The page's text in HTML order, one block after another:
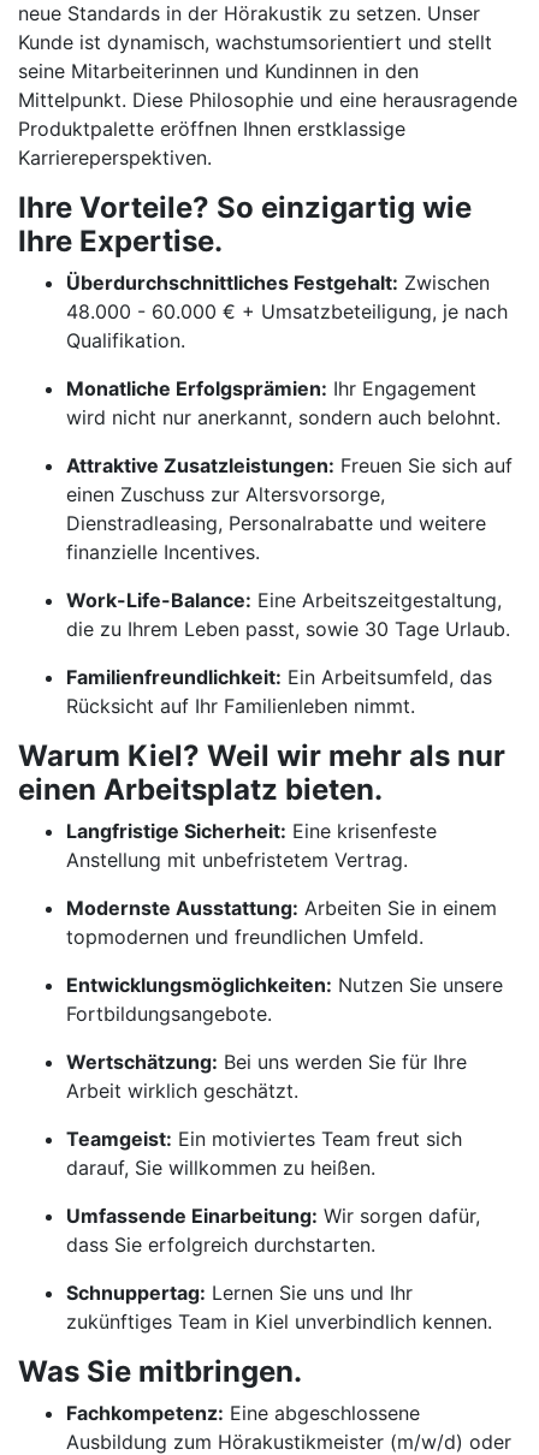
neue Standards in der Hörakustik zu setzen. Unser
Kunde ist dynamisch, wachstumsorientiert und stellt
seine Mitarbeiterinnen und Kundinnen in den
Mittelpunkt. Diese Philosophie und eine herausragende
Produktpalette eröffnen Ihnen erstklassige
Karriereperspektiven.
Ihre Vorteile? So einzigartig wie
Ihre Expertise.
Überdurchschnittliches Festgehalt: Zwischen
48.000 - 60.000 € + Umsatzbeteiligung, je nach
Qualifikation.
Monatliche Erfolgsprämien: Ihr Engagement
wird nicht nur anerkannt, sondern auch belohnt.
Attraktive Zusatzleistungen: Freuen Sie sich auf
einen Zuschuss zur Altersvorsorge,
Dienstradleasing, Personalrabatte und weitere
finanzielle Incentives.
Work-Life-Balance: Eine Arbeitszeitgestaltung,
die zu Ihrem Leben passt, sowie 30 Tage Urlaub.
Familienfreundlichkeit: Ein Arbeitsumfeld, das
Rücksicht auf Ihr Familienleben nimmt.
Warum Kiel? Weil wir mehr als nur
einen Arbeitsplatz bieten.
Langfristige Sicherheit: Eine krisenfeste
Anstellung mit unbefristetem Vertrag.
Modernste Ausstattung: Arbeiten Sie in einem
topmodernen und freundlichen Umfeld.
Entwicklungsmöglichkeiten: Nutzen Sie unsere
Fortbildungsangebote.
Wertschätzung: Bei uns werden Sie für Ihre
Arbeit wirklich geschätzt.
Teamgeist: Ein motiviertes Team freut sich
darauf, Sie willkommen zu heißen.
Umfassende Einarbeitung: Wir sorgen dafür,
dass Sie erfolgreich durchstarten.
Schnuppertag: Lernen Sie uns und Ihr
zukünftiges Team in Kiel unverbindlich kennen.
Was Sie mitbringen.
Fachkompetenz: Eine abgeschlossene
Ausbildung zum Hörakustikmeister (m/w/d) oder